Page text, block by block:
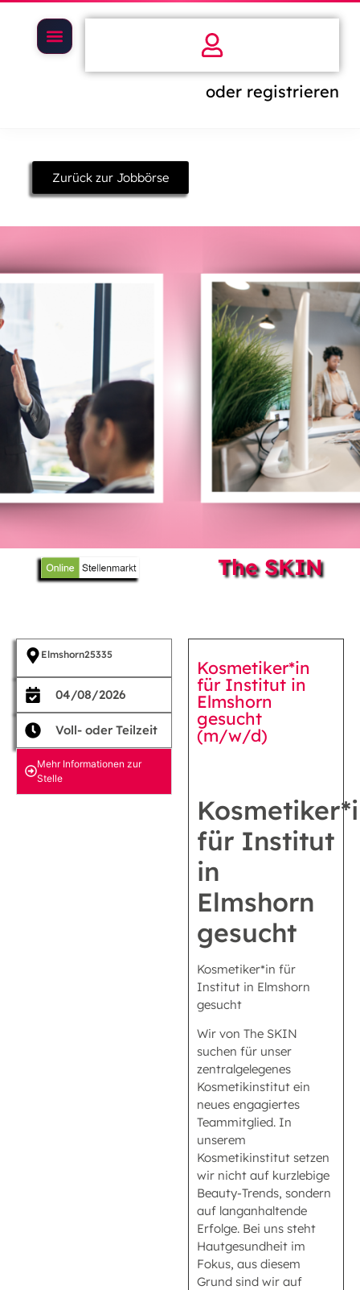
oder registrieren
Zurück zur Jobbörse
The SKIN
Elmshorn25335
04/08/2026
Voll- oder Teilzeit
Mehr Informationen zur
Stelle
Kosmetiker*in
für Institut in
Elmshorn
gesucht
(m/w/d)
für Institut
in
Elmshorn
gesucht
Kosmetiker*in für
Institut in Elmshorn
gesucht
Wir von The SKIN
suchen für unser
zentralgelegenes
Kosmetikinstitut ein
neues engagiertes
Teammitglied. In
unserem
Kosmetikinstitut setzen
wir nicht auf kurzlebige
Beauty-Trends, sondern
auf langanhaltende
Erfolge. Bei uns steht
Hautgesundheit im
Fokus, aus diesem
Grund sind wir auf